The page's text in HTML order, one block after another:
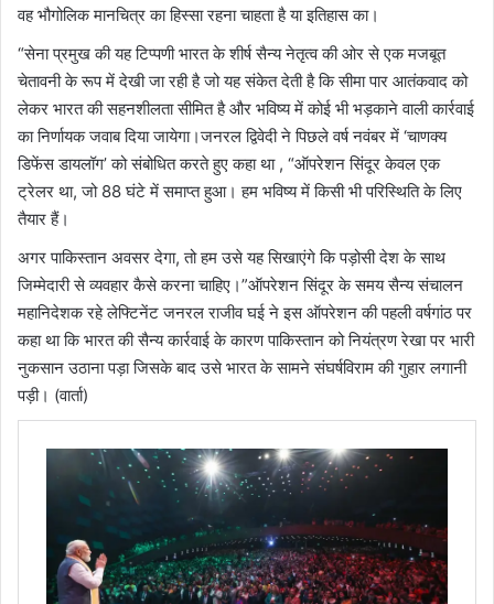
वह भौगोलिक मानचित्र का हिस्सा रहना चाहता है या इतिहास का।
“सेना प्रमुख की यह टिप्पणी भारत के शीर्ष सैन्य नेतृत्व की ओर से एक मजबूत
चेतावनी के रूप में देखी जा रही है जो यह संकेत देती है कि सीमा पार आतंकवाद को
लेकर भारत की सहनशीलता सीमित है और भविष्य में कोई भी भड़काने वाली कार्रवाई
का निर्णायक जवाब दिया जायेगा।जनरल द्विवेदी ने पिछले वर्ष नवंबर में ‘चाणक्य
डिफेंस डायलॉग’ को संबोधित करते हुए कहा था , “ऑपरेशन सिंदूर केवल एक
ट्रेलर था, जो 88 घंटे में समाप्त हुआ। हम भविष्य में किसी भी परिस्थिति के लिए
तैयार हैं।
अगर पाकिस्तान अवसर देगा, तो हम उसे यह सिखाएंगे कि पड़ोसी देश के साथ
जिम्मेदारी से व्यवहार कैसे करना चाहिए।”ऑपरेशन सिंदूर के समय सैन्य संचालन
महानिदेशक रहे लेफ्टिनेंट जनरल राजीव घई ने इस ऑपरेशन की पहली वर्षगांठ पर
कहा था कि भारत की सैन्य कार्रवाई के कारण पाकिस्तान को नियंत्रण रेखा पर भारी
नुकसान उठाना पड़ा जिसके बाद उसे भारत के सामने संघर्षविराम की गुहार लगानी
पड़ी। (वार्ता)